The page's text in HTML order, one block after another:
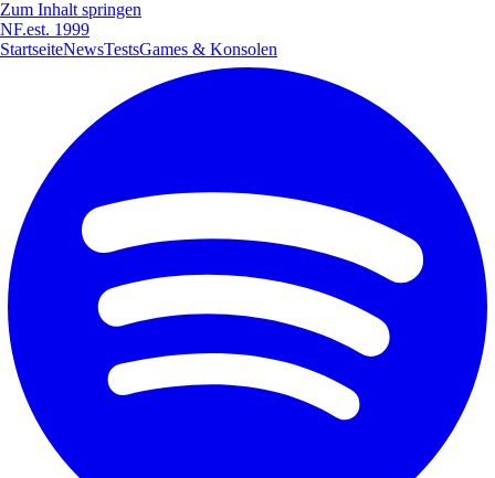
Zum Inhalt springen
NF.est. 1999
StartseiteNewsTestsGames & Konsolen